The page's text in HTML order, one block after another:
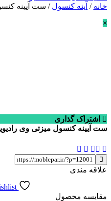
خانه / آینه کنسول / ست آیینه
×
اشتراک گذاری
ست آیینه کنسول میزتی وی
علاقه مندی
مقایسه محصول